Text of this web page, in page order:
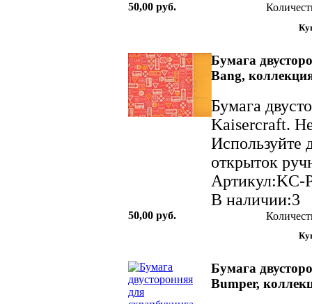
50,00 руб.
Бумага
Bang,
Бумага
Kaisercraft.
Используйте
открыток
Артикул:KC-
В наличии:3
50,00 руб.
Бумага
Bumper,